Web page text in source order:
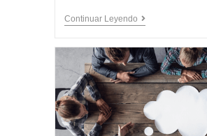
Continuar Leyendo